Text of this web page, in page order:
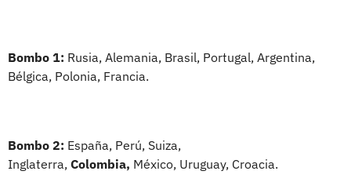
Bombo 1: Rusia, Alemania, Brasil, Portugal, Argentina,
Bélgica, Polonia, Francia.
Bombo 2: España, Perú, Suiza,
Inglaterra, Colombia, México, Uruguay, Croacia.